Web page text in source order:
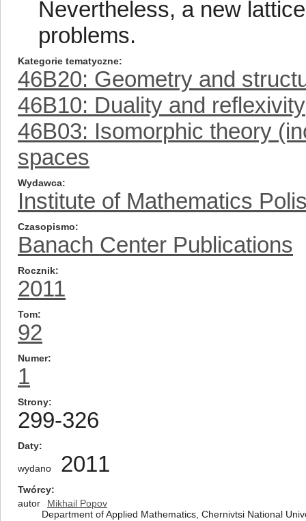
Nevertheless, a new
problems.
Kategorie tematyczne
46B20: Geometry and
46B10: Duality and reflexivity
46B03: Isomorphic theory
spaces
Wydawca
Institute of Mathematics
Czasopismo
Banach Center Publications
Rocznik
2011
Tom
92
Numer
1
Strony
299-326
Daty
wydano 2011
Twórcy
autor
Mikhail Popov
Department of Applied Mathematics, Chernivtsi National